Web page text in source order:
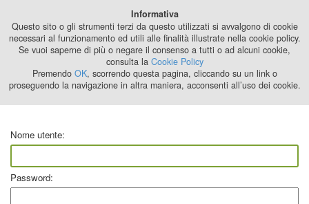
2024
Nome utente:
Password:
Informativa
Questo sito o gli strumenti terzi da questo utilizzati si avvalgono di cookie
necessari al funzionamento ed utili alle finalità illustrate nella cookie policy.
Se vuoi saperne di più o negare il consenso a tutti o ad alcuni cookie,
consulta la Cookie Policy
Premendo OK, scorrendo questa pagina, cliccando su un link o
proseguendo la navigazione in altra maniera, acconsenti all’uso dei cookie.